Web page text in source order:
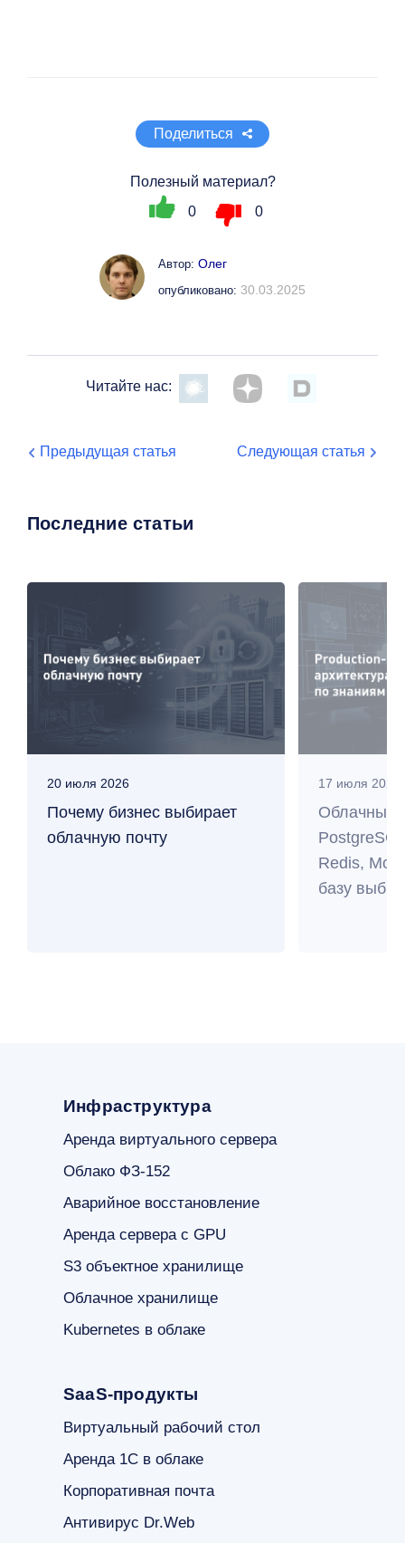
Поделиться
Полезный материал?
0
0
Автор: Олег
опубликовано: 30.03.2025
Читайте нас:
Предыдущая статья Следующая статья
Последние статьи
20 июля 2026
Почему бизнес выбирает
облачную почту
17 июля 2026
Облачные
Redis,
базу
Инфраструктура
Аренда виртуального сервера
Облако ФЗ-152
Аварийное восстановление
Аренда сервера с GPU
S3 объектное хранилище
Облачное хранилище
Kubernetes в облаке
SaaS-продукты
Виртуальный рабочий стол
Аренда 1С в облаке
Корпоративная почта
Антивирус Dr.Web